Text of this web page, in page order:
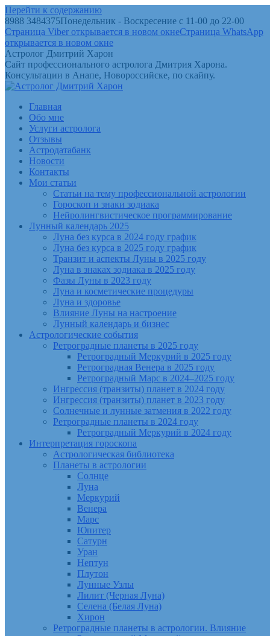
Перейти к содержанию
8988 3484375Понедельник - Воскресение с 11-00 до 22-00
Страница Viber открывается в новом окнеСтраница WhatsApp
открывается в новом окне
Астролог Дмитрий Харон
Сайт профессионального астролога Дмитрия Харона.
Консультации в Анапе, Новороссийске, по скайпу.
Главная
Обо мне
Услуги астролога
Отзывы
Астродатабанк
Новости
Контакты
Мои статьи
Статьи на тему профессиональной астрологии
Гороскоп и знаки зодиака
Нейролингвистическое программирование
Лунный календарь 2025
Луна без курса в 2024 году график
Луна без курса в 2025 году график
Транзит и аспекты Луны в 2025 году
Луна в знаках зодиака в 2025 году
Фазы Луны в 2023 году
Луна и косметические процедуры
Луна и здоровье
Влияние Луны на настроение
Лунный календарь и бизнес
Астрологические события
Ретроградные планеты в 2025 году
Ретроградный Меркурий в 2025 году
Ретроградная Венера в 2025 году
Ретроградный Марс в 2024–2025 году
Ингрессия (транзиты) планет в 2024 году
Ингрессия (транзиты) планет в 2023 году
Солнечные и лунные затмения в 2022 году
Ретроградные планеты в 2024 году
Ретроградный Меркурий в 2024 году
Интерпретация гороскопа
Астрологическая библиотека
Планеты в астрологии
Солнце
Луна
Меркурий
Венера
Марс
Юпитер
Сатурн
Уран
Нептун
Плутон
Лунные Узлы
Лилит (Черная Луна)
Селена (Белая Луна)
Хирон
Ретроградные планеты в астрологии. Влияние